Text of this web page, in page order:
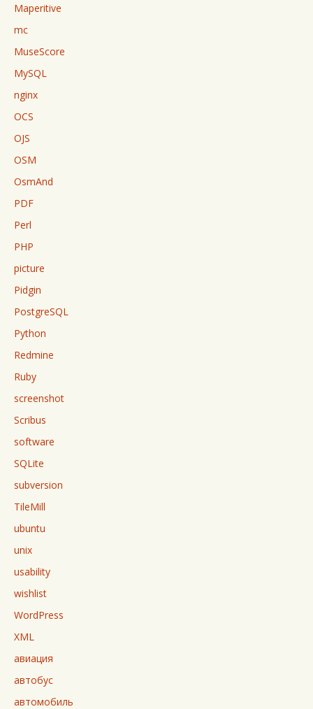
Maperitive
mc
MuseScore
MySQL
nginx
OCS
OJS
OSM
OsmAnd
PDF
Perl
PHP
picture
Pidgin
PostgreSQL
Python
Redmine
Ruby
screenshot
Scribus
software
SQLite
subversion
TileMill
ubuntu
unix
usability
wishlist
WordPress
XML
авиация
автобус
автомобиль